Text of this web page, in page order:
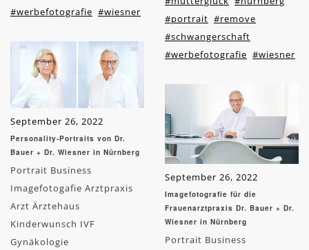
#werbefotografie #wiesner
September 26, 2022
Personality-Portraits von Dr.
Bauer + Dr. Wiesner in Nürnberg
Portrait Business
Imagefotogafie Arztpraxis
Arzt Ärztehaus
Kinderwunsch IVF
Gynäkologie
#portrait #remove
#schwangerschaft
#werbefotografie #wiesner
September 26, 2022
Imagefotografie für die
Frauenarztpraxis Dr. Bauer + Dr.
Wiesner in Nürnberg
Portrait Business